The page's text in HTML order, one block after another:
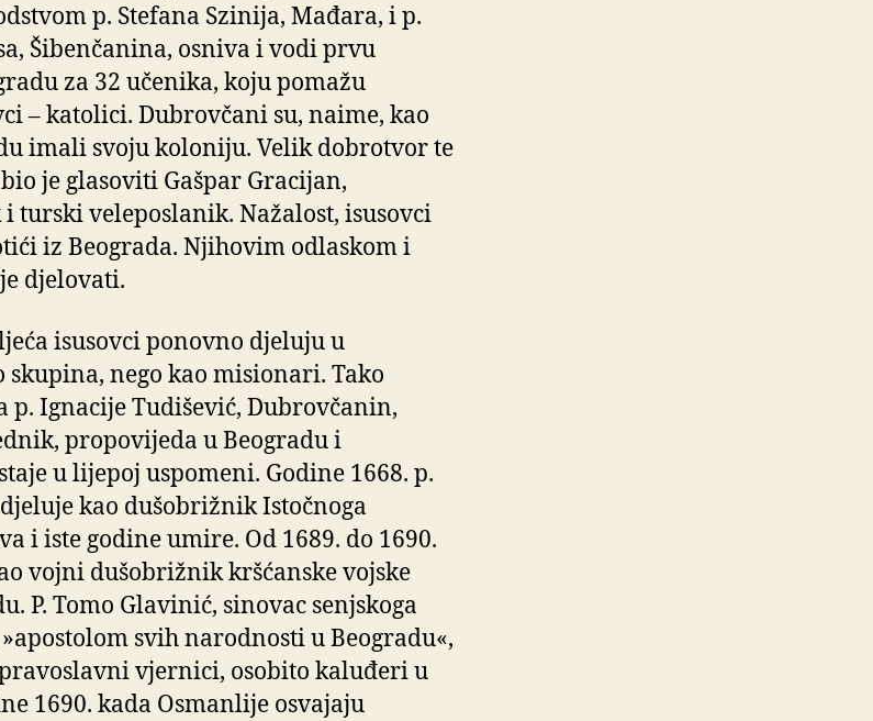
p. Stefana Szinija, Mađara, i p.
Šibenčanina, osniva i vodi prvu
za 32 učenika, koju pomažu
– katolici. Dubrovčani su, naime, kao
imali svoju koloniju. Velik dobrotvor te
je glasoviti Gašpar Gracijan,
turski veleposlanik. Nažalost, isusovci
iz Beograda. Njihovim odlaskom i
djelovati.
isusovci ponovno djeluju u
skupina, nego kao misionari. Tako
p. Ignacije Tudišević, Dubrovčanin,
propovijeda u Beogradu i
u lijepoj uspomeni. Godine 1668. p.
kao dušobrižnik Istočnoga
i iste godine umire. Od 1689. do 1690.
vojni dušobrižnik kršćanske vojske
P. Tomo Glavinić, sinovac senjskoga
svih narodnosti u Beogradu«,
vjernici, osobito kaluđeri u
1690. kada Osmanlije osvajaju